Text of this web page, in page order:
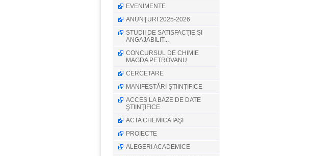
EVENIMENTE
ANUNŢURI 2025-2026
STUDII DE SATISFACŢIE ŞI
ANGAJABILIT...
CONCURSUL DE CHIMIE
MAGDA PETROVANU
CERCETARE
MANIFESTĂRI ŞTIINŢIFICE
ACCES LA BAZE DE DATE
ŞTIINŢIFICE
ACTA CHEMICA IAŞI
PROIECTE
ALEGERI ACADEMICE